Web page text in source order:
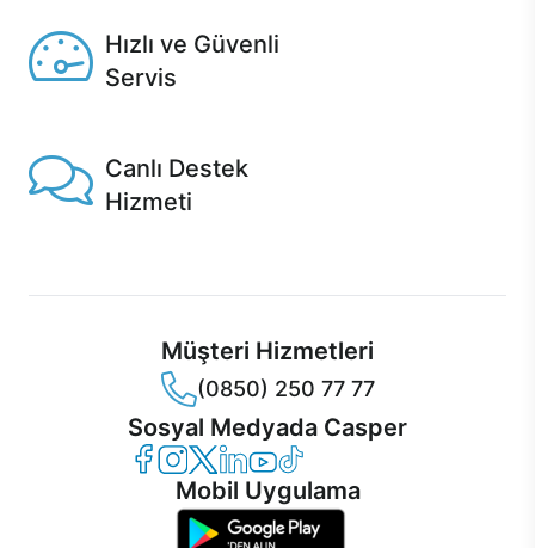
Hızlı ve Güvenli
Servis
Canlı Destek
Hizmeti
Müşteri Hizmetleri
(0850) 250 77 77
Sosyal Medyada Casper
Casper Facebook
Casper Instagram
Casper Twitter
Casper LinkedIn
Casper YouTube
Casper TikTok
Mobil Uygulama